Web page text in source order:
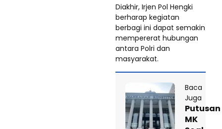
Diakhir, Irjen Pol Hengki
berharap kegiatan
berbagi ini dapat semakin
mempererat hubungan
antara Polri dan
masyarakat.
Baca
Juga
Putusan
MK